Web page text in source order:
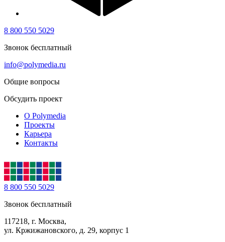
8 800 550 5029
Звонок бесплатный
info@polymedia.ru
Общие вопросы
Обсудить проект
О Polymedia
Проекты
Карьера
Контакты
8 800 550 5029
Звонок бесплатный
117218, г. Москва,
ул. Кржижановского, д. 29, корпус 1